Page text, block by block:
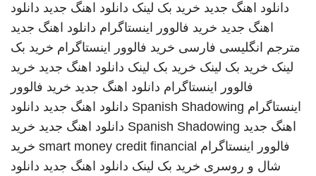
دانلود اهنگ جدید خرید بک لینک دانلود اهنگ جدید دانلود
اهنگ جدید خرید فالوور اینستاگرام دانلود اهنگ جدید
مترجم انگلیسی فارسی خرید فالوور اینستاگرام خرید بک
لینک خرید بک لینک خرید بک لینک دانلود اهنگ جدید خرید
فالوور اینستاگرام دانلود اهنگ جدید خرید فالوور
اینستاگرام Spanish Shadowing دانلود اهنگ جدید دانلود
اهنگ جدید Spanish Shadowing دانلود اهنگ جدید خرید
فالوور اینستاگرام smart money credit financial خرید
شال و روسری خرید بک لینک دانلود اهنگ جدید دانلود